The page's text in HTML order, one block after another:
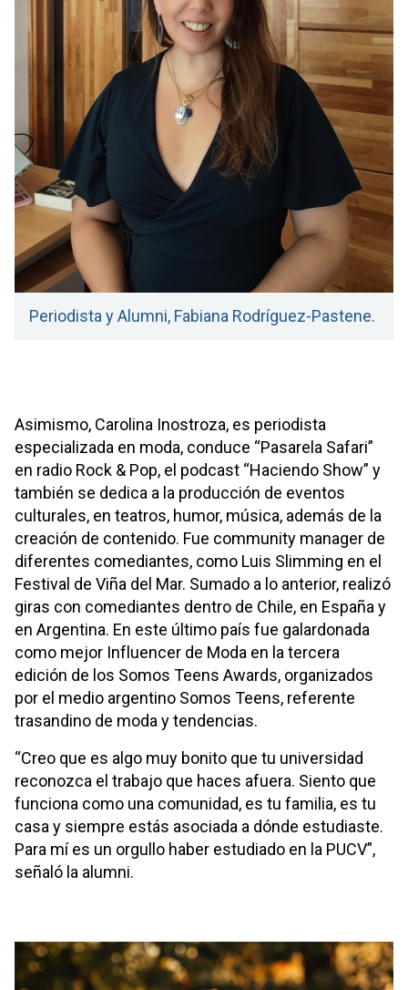
Periodista y Alumni, Fabiana Rodríguez-Pastene.
Asimismo, Carolina Inostroza, es periodista
especializada en moda, conduce “Pasarela Safari”
en radio Rock & Pop, el podcast “Haciendo Show” y
también se dedica a la producción de eventos
culturales, en teatros, humor, música, además de la
creación de contenido. Fue community manager de
diferentes comediantes, como Luis Slimming en el
Festival de Viña del Mar. Sumado a lo anterior, realizó
giras con comediantes dentro de Chile, en España y
en Argentina. En este último país fue galardonada
como mejor Influencer de Moda en la tercera
edición de los Somos Teens Awards, organizados
por el medio argentino Somos Teens, referente
trasandino de moda y tendencias.
“Creo que es algo muy bonito que tu universidad
reconozca el trabajo que haces afuera. Siento que
funciona como una comunidad, es tu familia, es tu
casa y siempre estás asociada a dónde estudiaste.
Para mí es un orgullo haber estudiado en la PUCV”,
señaló la alumni.